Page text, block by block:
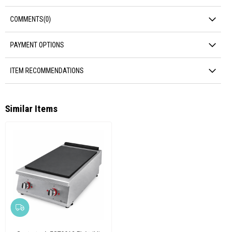
COMMENTS(0)
PAYMENT OPTIONS
ITEM RECOMMENDATIONS
Similar Items